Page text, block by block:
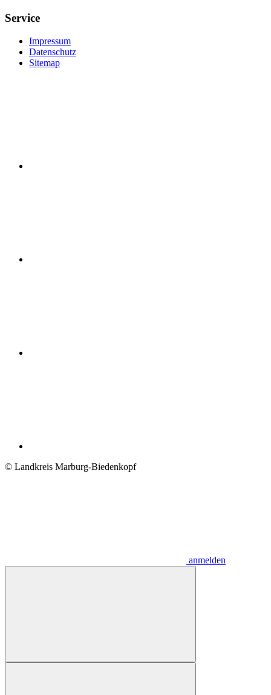
Service
Impressum
Datenschutz
Sitemap
© Landkreis Marburg-Biedenkopf
anmelden